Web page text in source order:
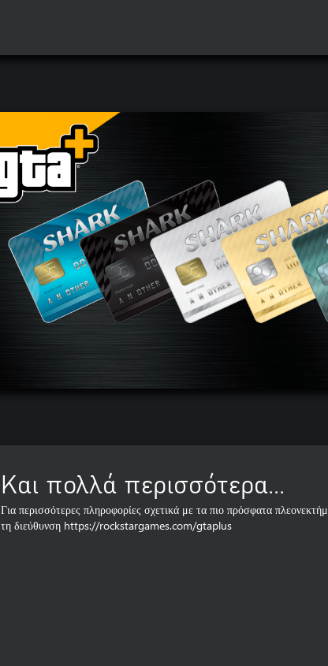
Και πολλά περισσότερα...
Για περισσότερες πληροφορίες σχετικά με τα πιο πρόσφατα
τη διεύθυνση https://rockstargames.com/gtaplus